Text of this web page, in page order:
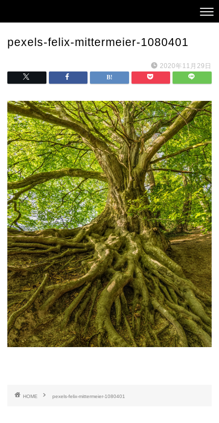
pexels-felix-mittermeier-1080401
2020年11月29日
HOME pexels-felix-mittermeier-1080401